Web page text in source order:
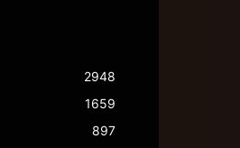
2948
1659
897